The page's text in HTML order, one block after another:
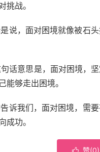
挑战。
说，面对困境就像被石
话意思是，面对困境，
能够走出困境。
诉我们，面对困境，需
成功。
 赞(0)